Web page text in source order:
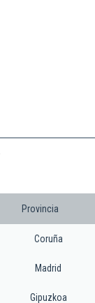
Provincia
Coruña
Madrid
Gipuzkoa